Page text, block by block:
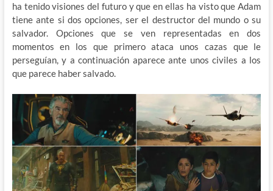
ha tenido visiones del futuro y que en ellas ha visto que Adam
tiene ante si dos opciones, ser el destructor del mundo o su
salvador. Opciones que se ven representadas en dos
momentos en los que primero ataca unos cazas que le
perseguían, y a continuación aparece ante unos civiles a los
que parece haber salvado.